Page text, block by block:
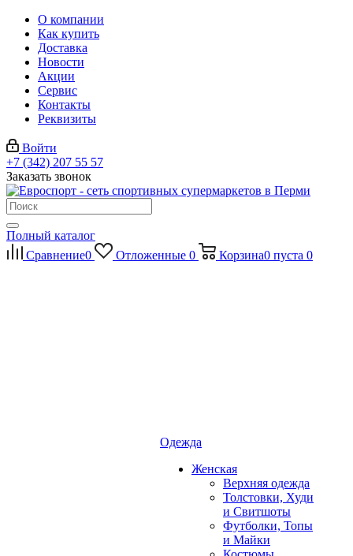
О компании
Как купить
Доставка
Новости
Акции
Сервис
Контакты
Реквизиты
Войти
+7 (342) 207 55 57
Заказать звонок
Полный каталог
Сравнение0 Отложенные 0 Корзина0 пуста 0
Одежда
Женская
Верхняя одежда
Толстовки, Худи
и Свитшоты
Футболки, Топы
и Майки